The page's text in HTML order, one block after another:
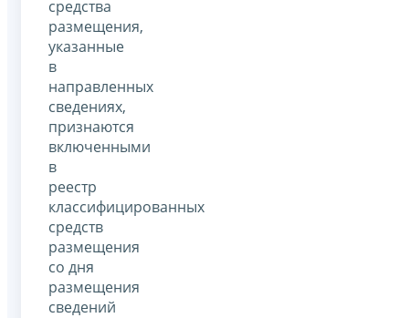
средства
размещения,
указанные
в
направленных
сведениях,
признаются
включенными
в
реестр
классифицированных
средств
размещения
со дня
размещения
сведений